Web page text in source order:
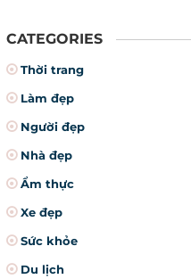
CATEGORIES
Thời trang
Làm đẹp
Người đẹp
Nhà đẹp
Ẩm thực
Xe đẹp
Sức khỏe
Du lịch